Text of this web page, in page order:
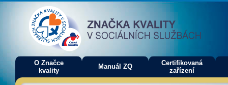
O Značce
kvality
Manuál ZQ
Certifikovaná
zařízení